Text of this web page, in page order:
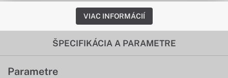
VIAC INFORMÁCIÍ
ŠPECIFIKÁCIA A PARAMETRE
Parametre